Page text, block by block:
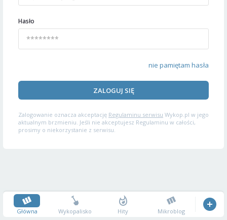
Hasło
nie pamiętam hasła
ZALOGUJ SIĘ
Zalogowanie oznacza akceptację Regulaminu serwisu Wykop.pl w jego
aktualnym brzmieniu. Jeśli nie akceptujesz Regulaminu w całości,
prosimy o niekorzystanie z serwisu.
Główna Wykopalisko Hity Mikroblog